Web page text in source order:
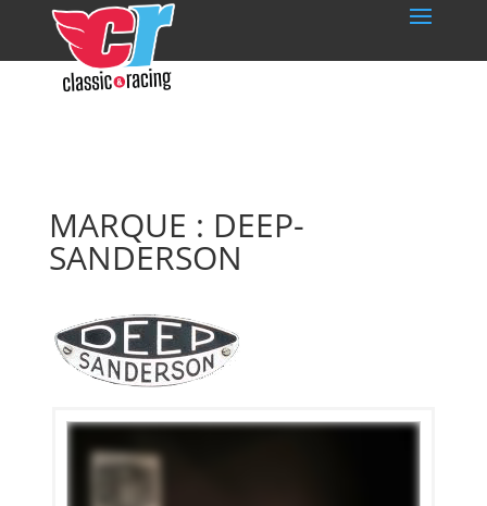
MARQUE : DEEP-
SANDERSON